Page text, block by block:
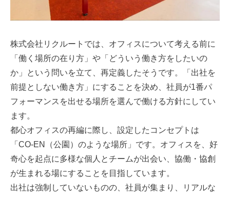
株式会社リクルートでは、オフィスについて考える前に
「働く場所の在り方」や「どういう働き方をしたいの
か」という問いを立て、再定義したそうです。「出社を
前提としない働き方」にすることを決め、社員が1番パ
フォーマンスを出せる場所を選んで働ける方針にしてい
ます。
都心オフィスの再編に際し、設定したコンセプトは
「CO-EN（公園）のような場所」です。オフィスを、好
奇心を起点に多様な個人とチームが出会い、協働・協創
が生まれる場にすることを目指しています。
出社は強制していないものの、社員が集まり、リアルな